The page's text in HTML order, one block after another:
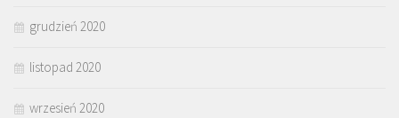
grudzień 2020
listopad 2020
wrzesień 2020